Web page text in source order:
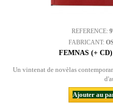
REFERENCE:
FABRICANT:
FEMNAS (+
Un vintenat de novèlas
Ajouter au